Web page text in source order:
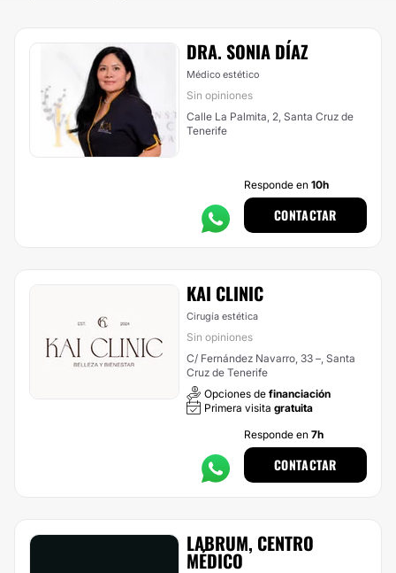
DRA. SONIA DÍAZ
Médico estético
Sin opiniones
Calle La Palmita, 2, Santa Cruz de
Tenerife
Responde en 10h
CONTACTAR
KAI CLINIC
Cirugía estética
Sin opiniones
C/ Fernández Navarro, 33 –, Santa
Cruz de Tenerife
Opciones de financiación
Primera visita gratuita
Responde en 7h
CONTACTAR
LABRUM, CENTRO
MÉDICO